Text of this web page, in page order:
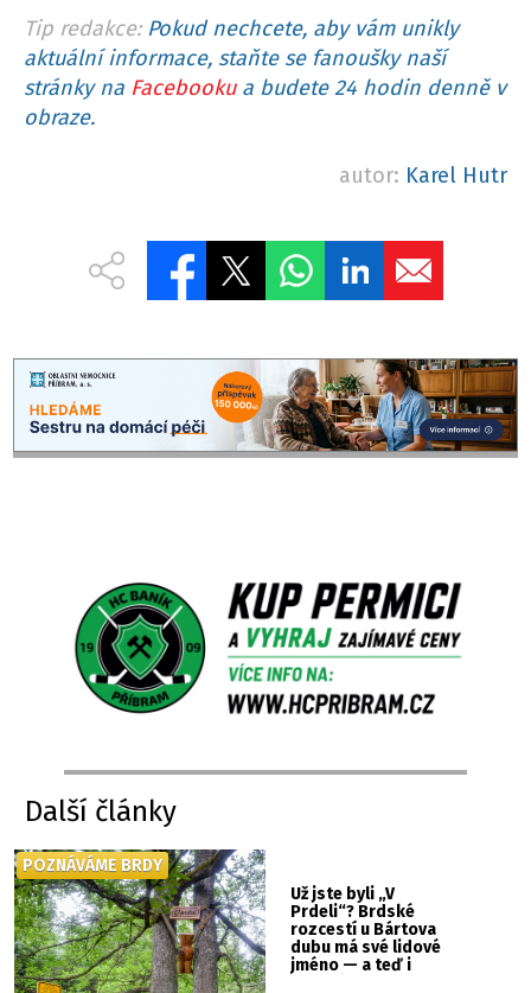
Tip redakce: Pokud nechcete, aby vám unikly
aktuální informace, staňte se fanoušky naší
stránky na Facebookua budete 24 hodin denně v
obraze.
autor: Karel Hutr
Další články
Už jste byli „V
Prdeli“? Brdské
rozcestí u Bártova
dubu má své lidové
jméno — a teď i
POZNÁVÁME BRDY